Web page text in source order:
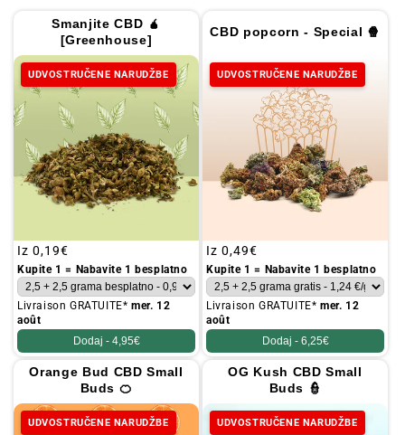
Smanjite CBD 🧉
[Greenhouse]
UDVOSTRUČENE NARUDŽBE
Redovna
cijena
Iz 0,19€
Kupite 1 = Nabavite 1 besplatno
Livraison GRATUITE* mer. 12
août
Dodaj - 4,95€
CBD popcorn - Special 🍿
UDVOSTRUČENE NARUDŽBE
Redovna
cijena
Iz 0,49€
Kupite 1 = Nabavite 1 besplatno
Livraison GRATUITE* mer. 12
août
Dodaj - 6,25€
Orange Bud CBD Small
Buds 🍊
UDVOSTRUČENE NARUDŽBE
OG Kush CBD Small
Buds 👮
UDVOSTRUČENE NARUDŽBE